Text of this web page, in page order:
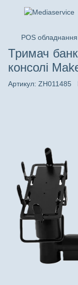
POS обладнання
Тримач
консолі
Артикул: ZH011485